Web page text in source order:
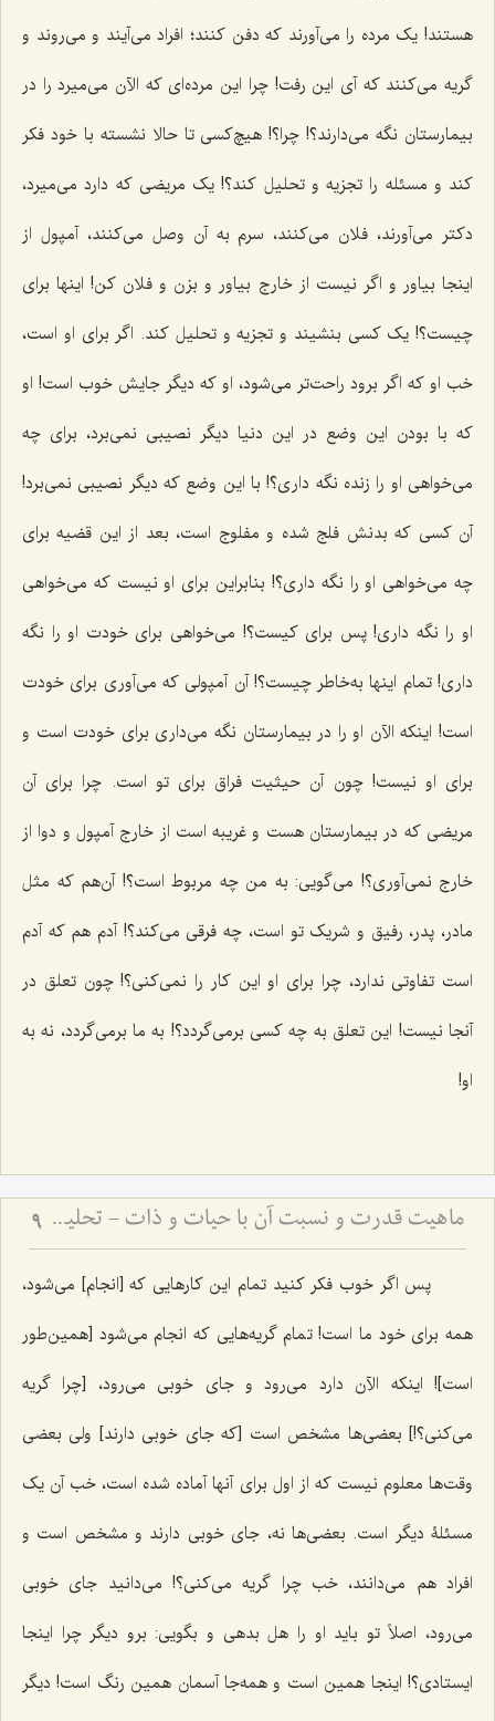
هستند! یک مرده را می‌آورند که دفن کنند؛ افراد می‌آیند و می‌روند و
گریه می‌کنند که آی این رفت! چرا این مرده‌ای که الآن می‌میرد را در
بیمارستان نگه می‌دارند؟! چرا؟! هیچ‌کسی تا حالا نشسته با خود فکر
کند و مسئله را تجزیه و تحلیل کند؟! یک مریضی که دارد می‌میرد،
دکتر می‌آورند، فلان می‌کنند، سرم به آن وصل می‌کنند، آمپول از
اینجا بیاور و اگر نیست از خارج بیاور و بزن و فلان کن! اینها برای
چیست؟! یک کسی بنشیند و تجزیه و تحلیل کند. اگر برای او است،
خب او که اگر برود راحت‌تر می‌شود، او که دیگر جایش خوب است! او
که با بودن این وضع در این دنیا دیگر نصیبی نمی‌برد، برای چه
می‌خواهی او را زنده نگه داری؟! با این وضع که دیگر نصیبی نمی‌برد!
آن کسی که بدنش فلج شده و مفلوج است، بعد از این قضیه برای
چه می‌خواهی او را نگه داری؟! بنابراین برای او نیست که می‌خواهی
او را نگه داری! پس برای کیست؟! می‌خواهی برای خودت او را نگه
داری! تمام اینها به‌خاطر چیست؟! آن آمپولی که می‌آوری برای خودت
است! اینکه الآن او را در بیمارستان نگه می‌داری برای خودت است و
برای او نیست! چون آن حیثیت فراق برای تو است. چرا برای آن
مریضی که در بیمارستان هست و غریبه است از خارج آمپول و دوا از
خارج نمی‌آوری؟! می‌گویی: به من چه مربوط است؟! آن‌هم که مثل
مادر، پدر، رفیق و شریک تو است، چه فرقی می‌کند؟! آدم هم که آدم
است تفاوتی ندارد، چرا برای او این کار را نمی‌کنی؟! چون تعلق در
آنجا نیست! این تعلق به چه کسی برمی‌گردد؟! به ما برمی‌گردد، نه به
او!
ماهیت قدرت و نسبت آن با حیات و ذات - تحلیل فلسفیِ تلازمِ قدرت با وجود و نقد اوهام انسانی 9
پس اگر خوب فکر کنید تمام این کارهایی که [انجام] می‌شود،
همه برای خود ما است! تمام گریه‌هایی که انجام می‌شود [همین‌طور
است]! اینکه الآن دارد می‌رود و جای خوبی می‌رود، [چرا گریه
می‌کنی؟!] بعضی‌ها مشخص است [که جای خوبی دارند] ولی بعضی
وقت‌ها معلوم نیست که از اول برای آنها آماده شده است، خب آن یک
مسئلۀ دیگر است. بعضی‌ها نه، جای خوبی دارند و مشخص است و
افراد هم می‌دانند، خب چرا گریه می‌کنی؟! می‌دانید جای خوبی
می‌رود، اصلاً تو باید او را هل بدهی و بگویی: برو دیگر چرا اینجا
ایستادی؟! اینجا همین است و همه‌جا آسمان همین رنگ است! دیگر